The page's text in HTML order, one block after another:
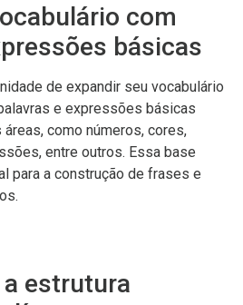
com
básicas
de expandir seu vocabulário
e expressões básicas
como números, cores,
entre outros. Essa base
para a construção de frases e
estrutura